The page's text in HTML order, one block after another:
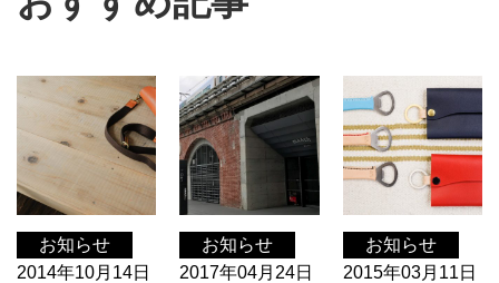
お知らせ
2014年10月14日
お知らせ
2017年04月24日
お知らせ
2015年03月11日